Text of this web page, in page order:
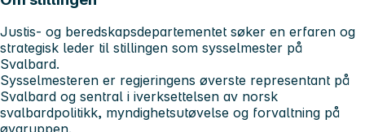
Justis- og beredskapsdepartementet søker en erfaren og
strategisk leder til stillingen som sysselmester på
Svalbard.
Sysselmesteren er regjeringens øverste representant på
Svalbard og sentral i iverksettelsen av norsk
svalbardpolitikk, myndighetsutøvelse og forvaltning på